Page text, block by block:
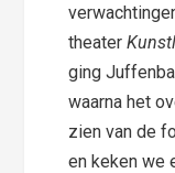
theater
ging
waarna het
zien van de
en keken we